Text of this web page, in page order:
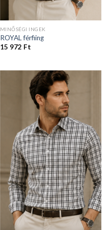
MINŐSÉGI INGEK
ROYAL férfiing
15 972 Ft